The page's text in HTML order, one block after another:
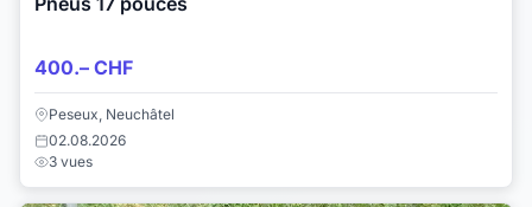
400.– CHF
Peseux, Neuchâtel
02.08.2026
3 vues